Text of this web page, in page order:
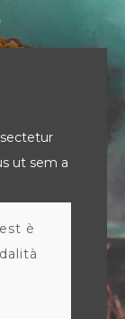
ut sem a
è